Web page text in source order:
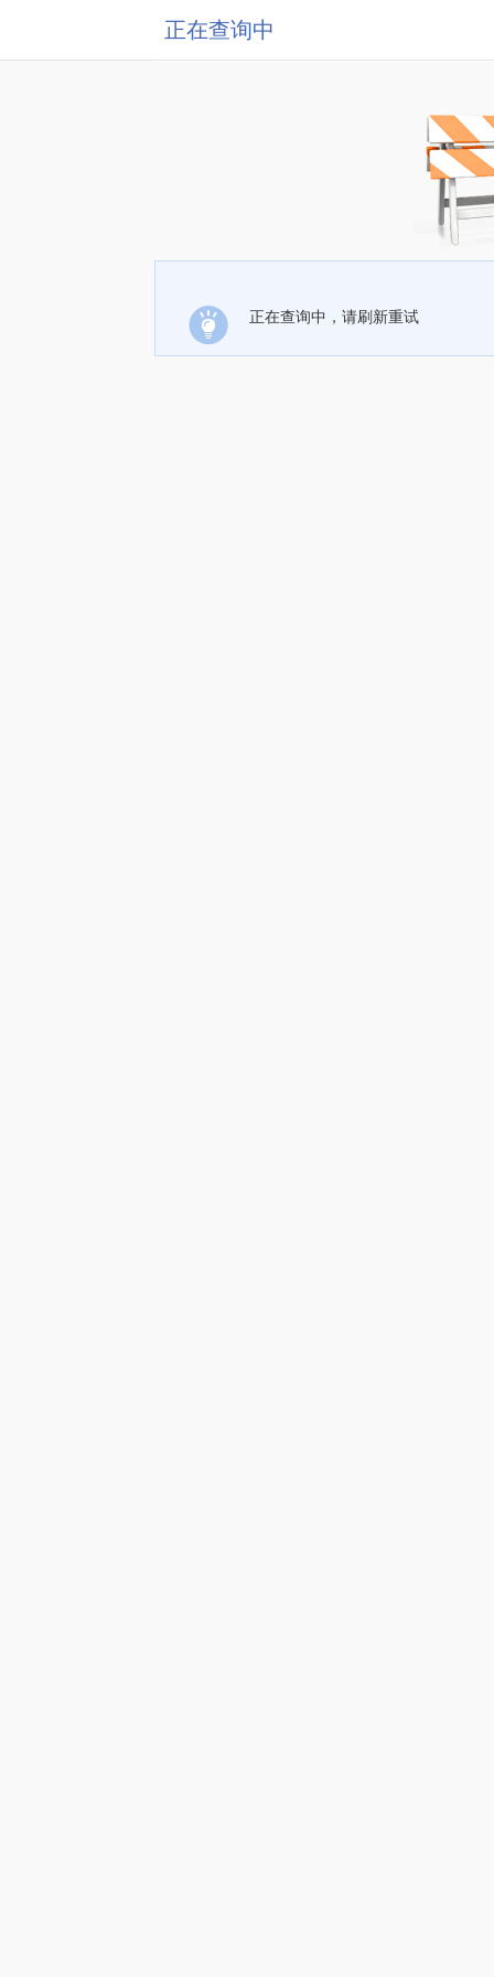
正在查询中
正在查询中，请刷新重试